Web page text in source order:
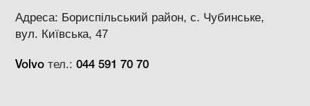
Адреса: Бориспільський район, с. Чубинське,
вул. Київська, 47
Volvo тел.: 044 591 70 70